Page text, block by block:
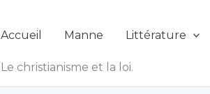
Accueil Manne Littérature
Le christianisme et la loi.